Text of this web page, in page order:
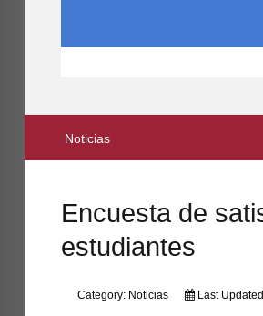
PARTICIPA
Noticias
Encuesta de
estudiantes
Category: Noticias Last